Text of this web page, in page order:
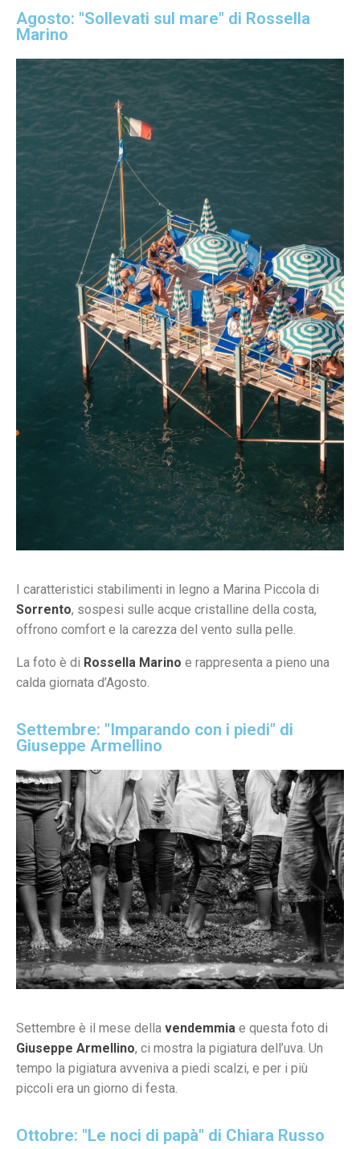
Agosto: "Sollevati sul mare" di Rossella
Marino
I caratteristici stabilimenti in legno a Marina Piccola di
Sorrento, sospesi sulle acque cristalline della costa,
offrono comfort e la carezza del vento sulla pelle.
La foto è di Rossella Marino e rappresenta a pieno una
calda giornata d’Agosto.
Settembre: "Imparando con i piedi" di
Giuseppe Armellino
Settembre è il mese della vendemmia e questa foto di
Giuseppe Armellino, ci mostra la pigiatura dell’uva. Un
tempo la pigiatura avveniva a piedi scalzi, e per i più
piccoli era un giorno di festa.
Ottobre: "Le noci di papà" di Chiara Russo